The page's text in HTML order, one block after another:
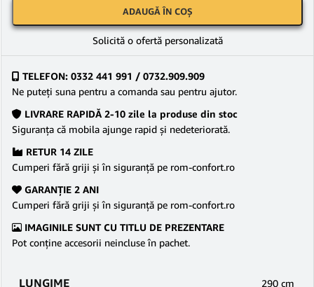
ADAUGĂ ÎN COȘ
Solicită o ofertă personalizată
TELEFON: 0332 441 991 / 0732.909.909
Ne puteţi suna pentru a comanda sau pentru ajutor.
LIVRARE RAPIDĂ 2-10 zile la produse din stoc
Siguranţa că mobila ajunge rapid şi nedeteriorată.
RETUR 14 ZILE
Cumperi fără griji şi în siguranţă pe rom-confort.ro
GARANŢIE 2 ANI
Cumperi fără griji şi în siguranţă pe rom-confort.ro
IMAGINILE SUNT CU TITLU DE PREZENTARE
Pot conține accesorii neincluse în pachet.
LUNGIME 290 cm